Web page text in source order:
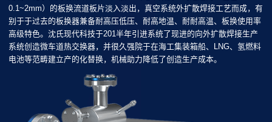
0.1~2mm）的板换流道板片淡入淡出，真空系统外扩散焊接工艺而成，有
别于于过去的板换器兼备耐高压低压、耐高地温、耐耐高温、板换使用率
高级特色。沈氏现代科技于201半年引进系统了现进的向外扩散焊接生产
系统创造微车道热交换器，并很久强院于在海工集装箱船、LNG、氢燃料
电池等范畴建立产的化替换，机械助力降低了创造生产成本。